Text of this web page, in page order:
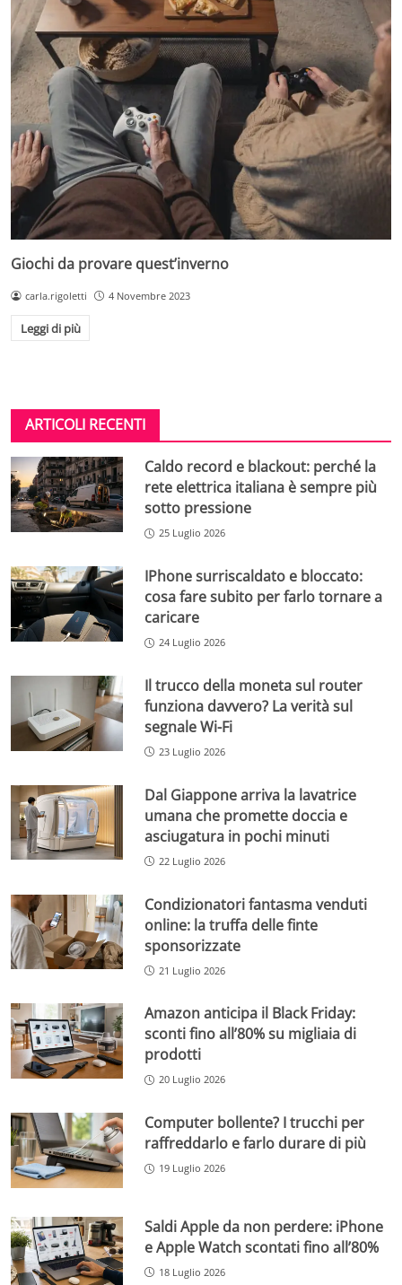
Giochi da provare quest’inverno
carla.rigoletti 4 Novembre 2023
Leggi di più
ARTICOLI RECENTI
Caldo record e blackout: perché la
rete elettrica italiana è sempre più
sotto pressione
25 Luglio 2026
IPhone surriscaldato e bloccato:
cosa fare subito per farlo tornare a
caricare
24 Luglio 2026
Il trucco della moneta sul router
funziona davvero? La verità sul
segnale Wi-Fi
23 Luglio 2026
Dal Giappone arriva la lavatrice
umana che promette doccia e
asciugatura in pochi minuti
22 Luglio 2026
Condizionatori fantasma venduti
online: la truffa delle finte
sponsorizzate
21 Luglio 2026
Amazon anticipa il Black Friday:
sconti fino all’80% su migliaia di
prodotti
20 Luglio 2026
Computer bollente? I trucchi per
raffreddarlo e farlo durare di più
19 Luglio 2026
Saldi Apple da non perdere: iPhone
e Apple Watch scontati fino all’80%
18 Luglio 2026